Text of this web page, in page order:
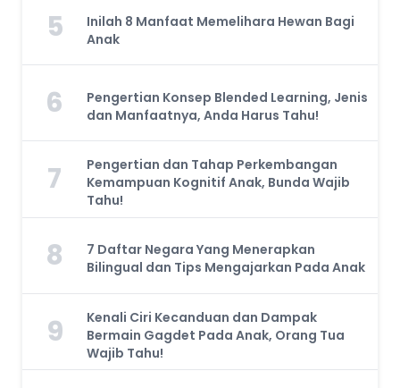
5
Inilah 8 Manfaat Memelihara Hewan Bagi
Anak
6
Pengertian Konsep Blended Learning, Jenis
dan Manfaatnya, Anda Harus Tahu!
7
Pengertian dan Tahap Perkembangan
Kemampuan Kognitif Anak, Bunda Wajib
Tahu!
8
7 Daftar Negara Yang Menerapkan
Bilingual dan Tips Mengajarkan Pada Anak
9
Kenali Ciri Kecanduan dan Dampak
Bermain Gagdet Pada Anak, Orang Tua
Wajib Tahu!